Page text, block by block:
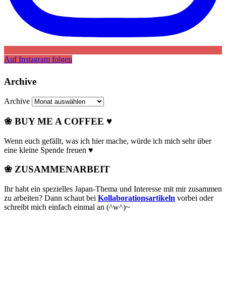
Auf Instagram folgen
Archive
Archive
❀ BUY ME A COFFEE ♥
Wenn euch gefällt, was ich hier mache, würde ich mich sehr über
eine kleine Spende freuen ♥
❀ ZUSAMMENARBEIT
Ihr habt ein spezielles Japan-Thema und Interesse mit mir zusammen
zu arbeiten? Dann schaut bei Kollaborationsartikeln vorbei oder
schreibt mich einfach einmal an (^w^)~